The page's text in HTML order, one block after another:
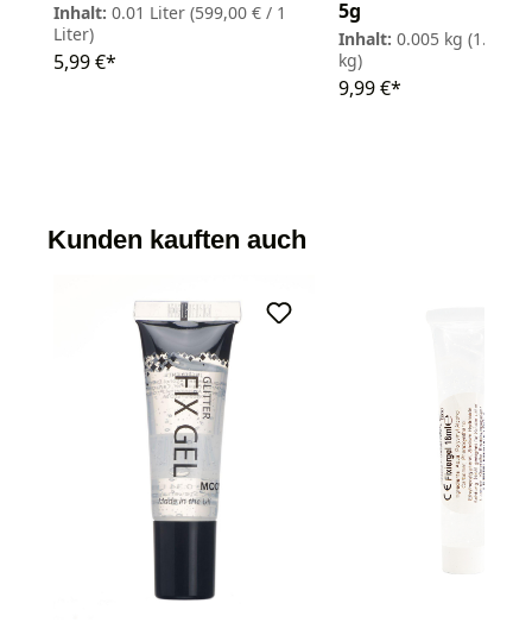
Inhalt: 0.01 Liter (599,00 € / 1
Liter)
5,99 €*
5g
Inhalt: 0.005 kg
kg)
9,99 €*
Kunden kauften auch